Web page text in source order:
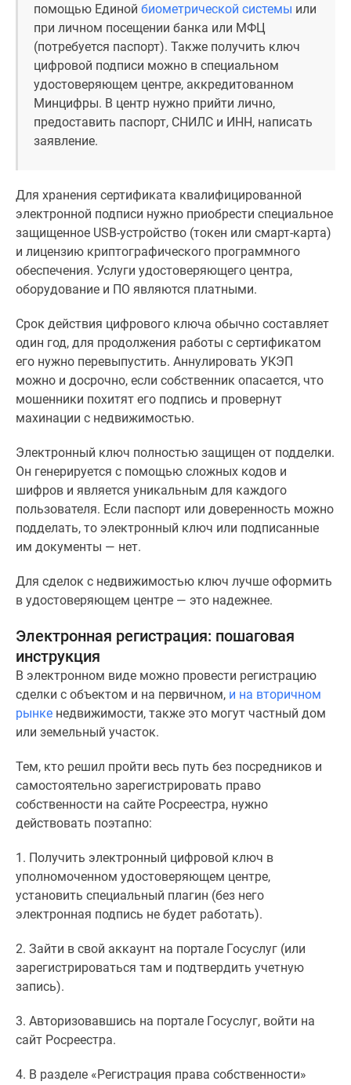
поселки
водоема
Коттеджные
поселки
ипотеку
Бизнес-
центры
Коттеджи
Скидки
Макс
помощью Единой биометрической системы или
при личном посещении банка или МФЦ
(потребуется паспорт). Также получить ключ
цифровой подписи можно в специальном
удостоверяющем центре, аккредитованном
Минцифры. В центр нужно прийти лично,
предоставить паспорт, СНИЛС и ИНН, написать
заявление.
Для хранения сертификата квалифицированной
электронной подписи нужно приобрести специальное
защищенное USB-устройство (токен или смарт-карта)
и лицензию криптографического программного
обеспечения. Услуги удостоверяющего центра,
оборудование и ПО являются платными.
Срок действия цифрового ключа обычно составляет
один год, для продолжения работы с сертификатом
его нужно перевыпустить. Аннулировать УКЭП
можно и досрочно, если собственник опасается, что
мошенники похитят его подпись и провернут
махинации с недвижимостью.
Электронный ключ полностью защищен от подделки.
Он генерируется с помощью сложных кодов и
шифров и является уникальным для каждого
пользователя. Если паспорт или доверенность можно
подделать, то электронный ключ или подписанные
им документы — нет.
Для сделок с недвижимостью ключ лучше оформить
в удостоверяющем центре — это надежнее.
Электронная регистрация: пошаговая
инструкция
В электронном виде можно провести регистрацию
сделки с объектом и на первичном, и на вторичном
рынке недвижимости, также это могут частный дом
или земельный участок.
Тем, кто решил пройти весь путь без посредников и
самостоятельно зарегистрировать право
собственности на сайте Росреестра, нужно
действовать поэтапно:
1. Получить электронный цифровой ключ в
уполномоченном удостоверяющем центре,
установить специальный плагин (без него
электронная подпись не будет работать).
2. Зайти в свой аккаунт на портале Госуслуг (или
зарегистрироваться там и подтвердить учетную
запись).
3. Авторизовавшись на портале Госуслуг, войти на
сайт Росреестра.
4. В разделе «Регистрация права собственности»